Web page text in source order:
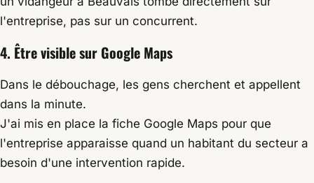
l'entreprise, pas sur un concurrent.
4. Être visible sur Google Maps
Dans le débouchage, les gens cherchent et appellent
dans la minute.
J'ai mis en place la fiche Google Maps pour que
l'entreprise apparaisse quand un habitant du secteur a
besoin d'une intervention rapide.